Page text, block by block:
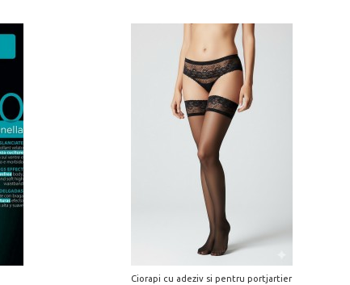
Ciorapi cu adeziv si pentru portjartier